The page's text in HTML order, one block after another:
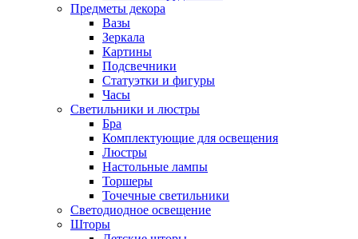
Предметы декора
Вазы
Зеркала
Картины
Подсвечники
Статуэтки и фигуры
Часы
Светильники и люстры
Бра
Комплектующие для освещения
Люстры
Настольные лампы
Торшеры
Точечные светильники
Светодиодное освещение
Шторы